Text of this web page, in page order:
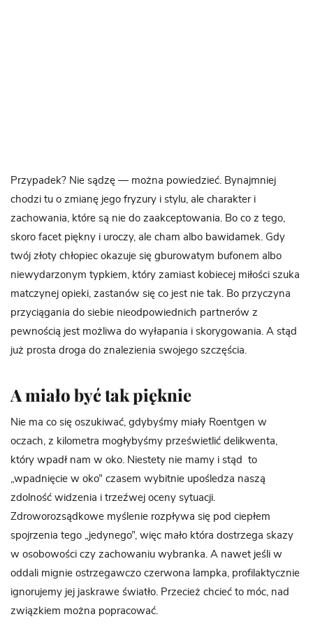
Przypadek? Nie sądzę — można powiedzieć. Bynajmniej
chodzi tu o zmianę jego fryzury i stylu, ale charakter i
zachowania, które są nie do zaakceptowania. Bo co z tego,
skoro facet piękny i uroczy, ale cham albo bawidamek. Gdy
twój złoty chłopiec okazuje się gburowatym bufonem albo
niewydarzonym typkiem, który zamiast kobiecej miłości szuka
matczynej opieki, zastanów się co jest nie tak. Bo przyczyna
przyciągania do siebie nieodpowiednich partnerów z
pewnością jest możliwa do wyłapania i skorygowania. A stąd
już prosta droga do znalezienia swojego szczęścia.
A miało być tak pięknie
Nie ma co się oszukiwać, gdybyśmy miały Roentgen w
oczach, z kilometra mogłybyśmy prześwietlić delikwenta,
który wpadł nam w oko. Niestety nie mamy i stąd to
„wpadnięcie w oko” czasem wybitnie upośledza naszą
zdolność widzenia i trzeźwej oceny sytuacji.
Zdroworozsądkowe myślenie rozpływa się pod ciepłem
spojrzenia tego „jedynego”, więc mało która dostrzega skazy
w osobowości czy zachowaniu wybranka. A nawet jeśli w
oddali mignie ostrzegawczo czerwona lampka, profilaktycznie
ignorujemy jej jaskrawe światło. Przecież chcieć to móc, nad
związkiem można popracować.